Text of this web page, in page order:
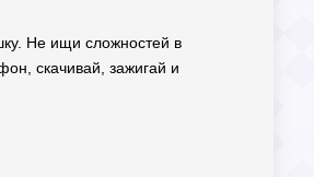
Не ищи сложностей в
скачивай, зажигай и